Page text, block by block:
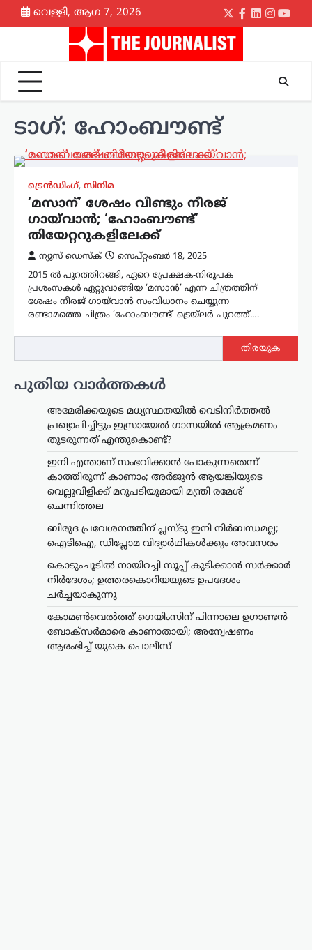
Skip
to
വെള്ളി, ആഗ 7, 2026
Twitter
Facebook
LinkedIn
ടാഗ്: ഹോംബൗണ്ട്
ട്രെൻഡിംഗ്, സിനിമ
‘മസാന്’ ശേഷം വീണ്ടും നീരജ്
ഗായ്‌വാൻ; ‘ഹോംബൗണ്ട്’
തിയേറ്ററുകളിലേക്ക്
ന്യൂസ് ഡെസ്ക്
സെപ്റ്റംബർ 18, 2025
2015 ൽ പുറത്തിറങ്ങി, ഏറെ പ്രേക്ഷക-നിരൂപക
പ്രശംസകൾ ഏറ്റുവാങ്ങിയ ‘മസാൻ’ എന്ന ചിത്രത്തിന്
ശേഷം നീരജ് ഗായ്‌വാൻ സംവിധാനം ചെയ്യുന്ന
രണ്ടാമത്തെ ചിത്രം ‘ഹോംബൗണ്ട്’ ട്രെയ്‌ലർ പുറത്ത്.…
തിരയുക
പുതിയ വാർത്തകൾ
അമേരിക്കയുടെ മധ്യസ്ഥതയിൽ വെടിനിർത്തൽ
പ്രഖ്യാപിച്ചിട്ടും ഇസ്രായേൽ ഗാസയിൽ ആക്രമണം
തുടരുന്നത് എന്തുകൊണ്ട്?
ഇനി എന്താണ് സംഭവിക്കാൻ പോകുന്നതെന്ന്
കാത്തിരുന്ന് കാണാം; അർജുൻ ആയങ്കിയുടെ
വെല്ലുവിളിക്ക് മറുപടിയുമായി മന്ത്രി രമേശ്
ചെന്നിത്തല
ബിരുദ പ്രവേശനത്തിന് പ്ലസ്ടു ഇനി നിർബന്ധമല്ല;
ഐടിഐ, ഡിപ്ലോമ വിദ്യാർഥികൾക്കും അവസരം
കൊടുംചൂടിൽ നായിറച്ചി സൂപ്പ് കുടിക്കാൻ സർക്കാർ
നിർദേശം; ഉത്തരകൊറിയയുടെ ഉപദേശം
ചർച്ചയാകുന്നു
കോമൺവെൽത്ത് ഗെയിംസിന് പിന്നാലെ ഉഗാണ്ടൻ
ബോക്സർമാരെ കാണാതായി; അന്വേഷണം
ആരംഭിച്ച് യുകെ പൊലീസ്